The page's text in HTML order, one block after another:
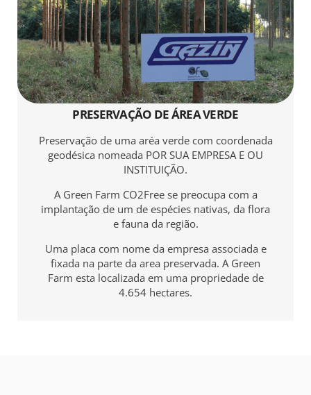
PRESERVAÇÃO DE ÁREA VERDE
Preservação de uma aréa verde com coordenada
geodésica nomeada POR SUA EMPRESA E OU
INSTITUIÇÃO.
A Green Farm CO2Free se preocupa com a
implantação de um de espécies nativas, da flora
e fauna da região.
Uma placa com nome da empresa associada e
fixada na parte da area preservada. A Green
Farm esta localizada em uma propriedade de
4.654 hectares.